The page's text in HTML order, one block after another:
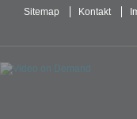
Sitemap Kontakt